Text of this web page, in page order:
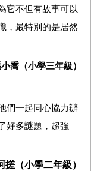
它不但有故事可以
，最特別的是居然
喬（小學三年級）
一起同心協力辦
好多謎題，超強
搓（小學二年級）